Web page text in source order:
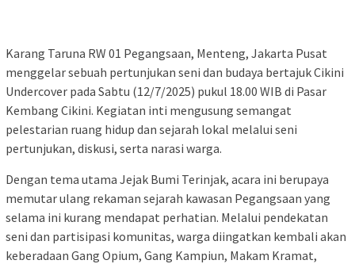
Karang Taruna RW 01 Pegangsaan, Menteng, Jakarta Pusat
menggelar sebuah pertunjukan seni dan budaya bertajuk Cikini
Undercover pada Sabtu (12/7/2025) pukul 18.00 WIB di Pasar
Kembang Cikini. Kegiatan inti mengusung semangat
pelestarian ruang hidup dan sejarah lokal melalui seni
pertunjukan, diskusi, serta narasi warga.
Dengan tema utama Jejak Bumi Terinjak, acara ini berupaya
memutar ulang rekaman sejarah kawasan Pegangsaan yang
selama ini kurang mendapat perhatian. Melalui pendekatan
seni dan partisipasi komunitas, warga diingatkan kembali akan
keberadaan Gang Opium, Gang Kampiun, Makam Kramat,